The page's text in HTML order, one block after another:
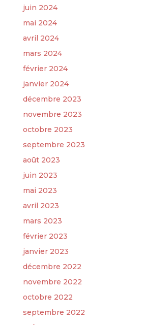
juin 2024
mai 2024
avril 2024
mars 2024
février 2024
janvier 2024
décembre 2023
novembre 2023
octobre 2023
septembre 2023
août 2023
juin 2023
mai 2023
avril 2023
mars 2023
février 2023
janvier 2023
décembre 2022
novembre 2022
octobre 2022
septembre 2022